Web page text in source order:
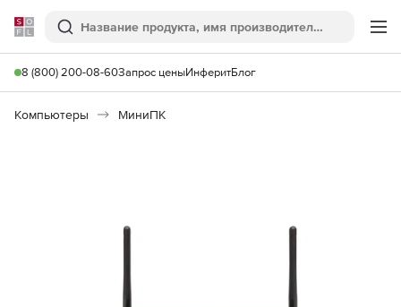
Softline
Поиск
8 (800) 200-08-60Запрос ценыИнферитБлог
Компьютеры МиниПК